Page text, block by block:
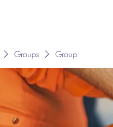
Groups Group